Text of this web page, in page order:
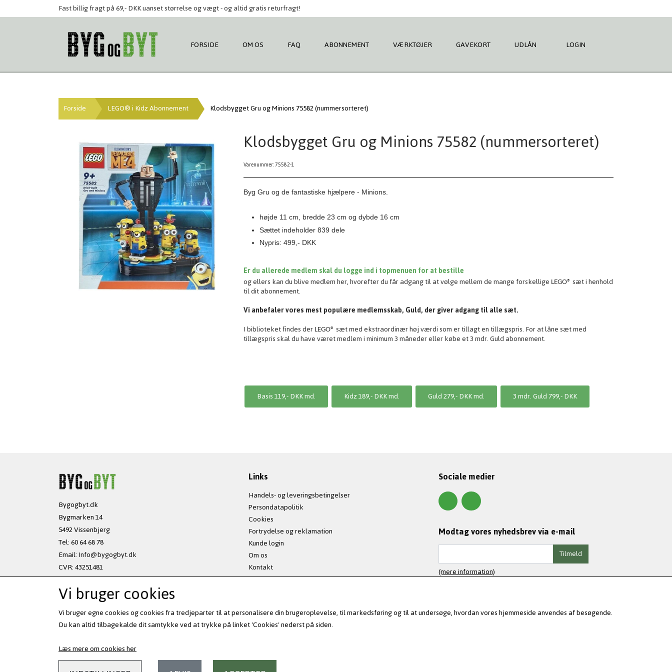
Fast billig fragt på 69,- DKK uanset størrelse og vægt - og altid gratis returfragt!
FORSIDE OM OS FAQ ABONNEMENT VÆRKTØJER GAVEKORT UDLÅN LOGIN
Forside LEGO® i Kidz Abonnement Klodsbygget Gru og Minions 75582 (nummersorteret)
Klodsbygget Gru og Minions 75582 (nummersorteret)
Varenummer: 75582-1
Byg Gru og de fantastiske hjælpere - Minions.
højde 11 cm, bredde 23 cm og dybde 16 cm
Sættet indeholder 839 dele
Nypris: 499,- DKK
Er du allerede medlem skal du logge ind i topmenuen for at bestille
og ellers kan du blive medlem her, hvorefter du får adgang til at vølge mellemde mange forskellige LEGO® sæt i henhold
til dit abonnement.
Vi anbefaler vores mest populære medlemsskab, Guld, der giver adgang til alle sæt.
I biblioteket findes der LEGO® sæt med ekstraordinær høj værdi som er tillagt en tillægspris. For at låne sæt med
tillægspris skal du have været medlem i minimum 3 måneder eller købe et 3 mdr. Guld abonnement.
Basis 119,- DKK md. Kidz 189,- DKK md. Guld 279,- DKK md. 3 mdr. Guld 799,- DKK
Bygogbyt.dk
Bygmarken 14
5492 Vissenbjerg
Tel: 60 64 68 78
Email:Info@bygogbyt.dk
CVR: 43251481
Ved tekniske udfordringer
send SMS til 61 79 46 57
og vi vil kontakte dig
hurtigst muligt.
Links
Handels- og leveringsbetingelser
Persondatapolitik
Cookies
Fortrydelse og reklamation
Kunde login
Om os
Kontakt
Sociale medier
Modtag vores nyhedsbrev via e-mail
Tilmeld
(mere information)
Vi bruger cookies
Vi bruger egne cookies og cookies fra tredjeparter til at personalisere din brugeroplevelse, til markedsføring og til at undersøge, hvordan vores hjemmeside anvendes af besøgende.
Du kan altid tilbagekalde dit samtykke ved at trykke på linket 'Cookies' nederst på siden.
Læs mere om cookies her